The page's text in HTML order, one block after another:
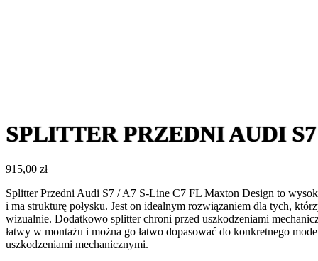
SPLITTER PRZEDNI AUDI
915,00 zł
Splitter Przedni Audi S7 / A7 S-Line C7 FL Maxton Design to
i ma strukturę połysku. Jest on idealnym rozwiązaniem dla tych,
wizualnie. Dodatkowo splitter chroni przed uszkodzeniami
łatwy w montażu i można go łatwo dopasować do konkretnego
uszkodzeniami mechanicznymi.